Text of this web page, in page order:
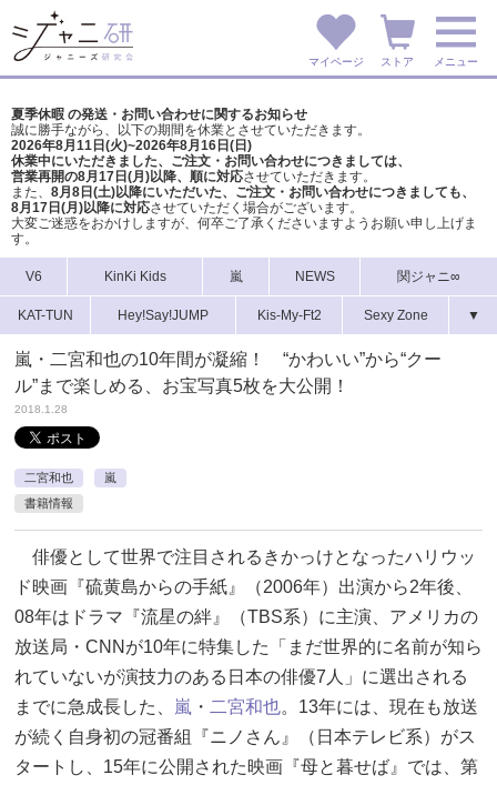
マイページ ストア メニュー
夏季休暇 の発送・お問い合わせに関するお知らせ
誠に勝手ながら、以下の期間を休業とさせていただきます。
2026年8月11日(火)~2026年8月16日(日)
休業中にいただきました、ご注文・お問い合わせにつきましては、
営業再開の8月17日(月)以降、順に対応させていただきます。
また、 8月8日(土)以降にいただいた、ご注文・ お問い合わせにつきましても、
8月17日(月)以降に対応させていただく場合がございます。
大変ご迷惑をおかけしますが、 何卒ご了承くださいますようお願い申し上げま
す。
V6 KinKi Kids 嵐 NEWS 関ジャニ∞
KAT-TUN Hey!Say!JUMP Kis-My-Ft2 Sexy Zone ▼
嵐・二宮和也の10年間が凝縮！ “かわいい”から“クー
ル”まで楽しめる、お宝写真5枚を大公開！
2018.1.28
二宮和也
嵐
書籍情報
俳優として世界で注目されるきかっけとなったハリウッ
ド映画『硫黄島からの手紙』（2006年）出演から2年後、
08年はドラマ『流星の絆』（TBS系）に主演、アメリカの
放送局・CNNが10年に特集した「まだ世界的に名前が知ら
れていないが演技力のある日本の俳優7人」に選出される
までに急成長した、
嵐 ・ 二宮和也。13年には、現在も放送
が続く自身初の冠番組『ニノさん』（日本テレビ系）がス
タートし、15年に公開された映画『母と暮せば』では、第